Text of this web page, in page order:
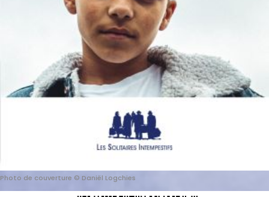
Photo de couverture © Daniël Logchies